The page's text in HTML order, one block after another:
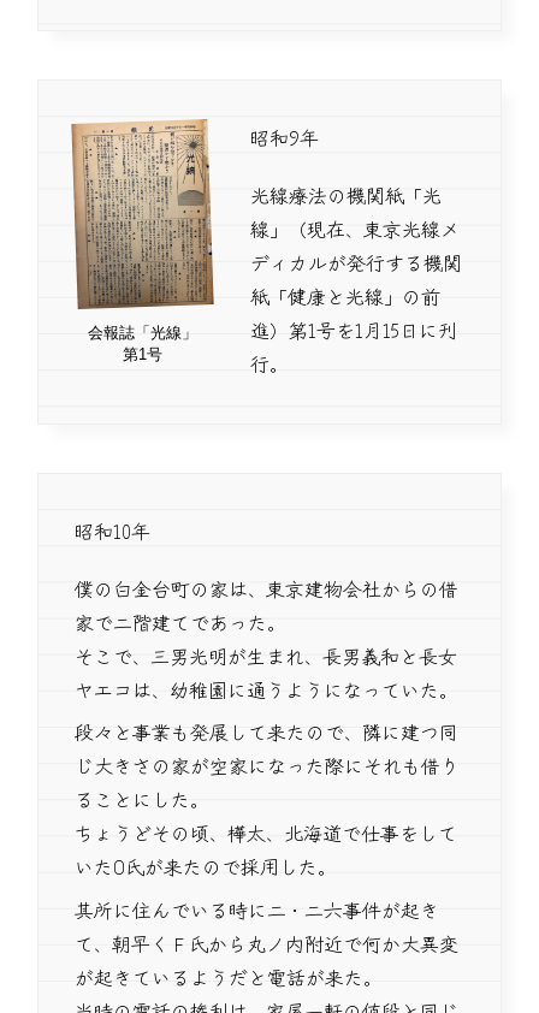
会報誌「光線」
第1号
昭和9年
光線療法の機関紙「光
線」（現在、東京光線メ
ディカルが発行する機関
紙「健康と光線」の前
進）第1号を1月15日に刊
行。
昭和10年
僕の白金台町の家は、東京建物会社からの借
家で二階建てであった。
そこで、三男光明が生まれ、長男義和と長女
ヤエコは、幼稚園に通うようになっていた。
段々と事業も発展して来たので、隣に建つ同
じ大きさの家が空家になった際にそれも借り
ることにした。
ちょうどその頃、樺太、北海道で仕事をして
いたO氏が来たので採用した。
其所に住んでいる時に二・二六事件が起き
て、朝早くＦ氏から丸ノ内附近で何か大異変
が起きているようだと電話が来た。